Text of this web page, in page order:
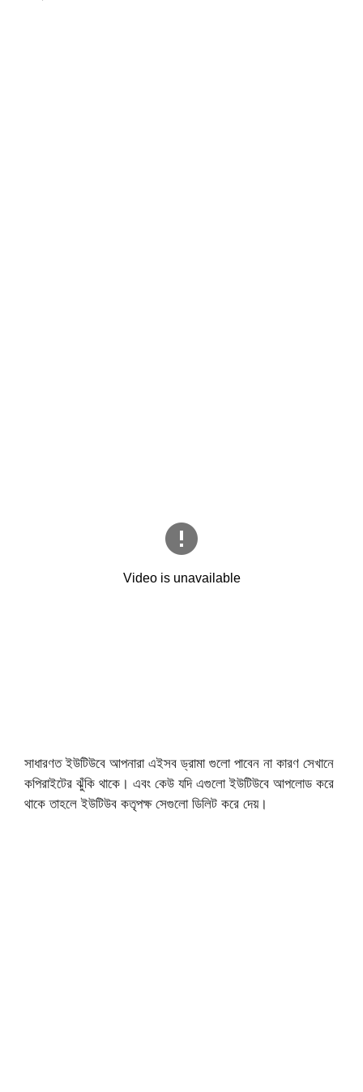
সাধারণত ইউটিউবে আপনারা এইসব ড্রামা গুলো পাবেন না কারণ সেখানে
কপিরাইটের ঝুঁকি থাকে। এবং কেউ যদি এগুলো ইউটিউবে আপলোড করে
থাকে তাহলে ইউটিউব কতৃপক্ষ সেগুলো ডিলিট করে দেয়।